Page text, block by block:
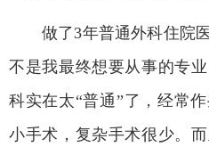
做了3年普通外科住院
不是我最终想要从事的专
科实在太“普通”了，经常
小手术，复杂手术很少。